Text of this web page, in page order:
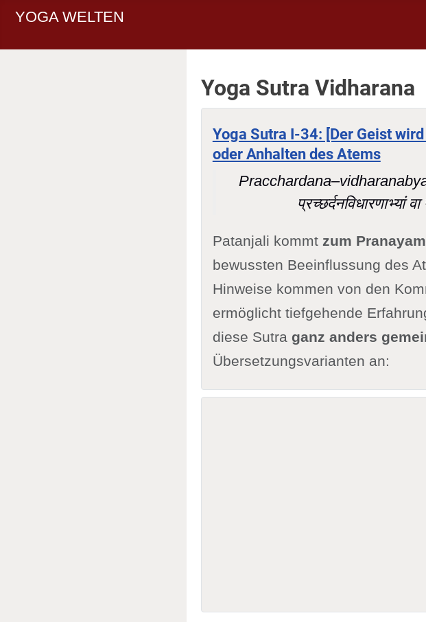
YOGA WELTEN
Yoga Sutra Vidharana
Yoga Sutra I-34: [Der Geist
oder Anhalten des Atems
प्रच्छर्दनविधारणाभ्यां
Patanjali kommtzum
bewussten Beeinflussung des
Hinweise kommen von den
ermöglicht tiefgehende
diese Sutra ganz anders
Übersetzungsvarianten an: